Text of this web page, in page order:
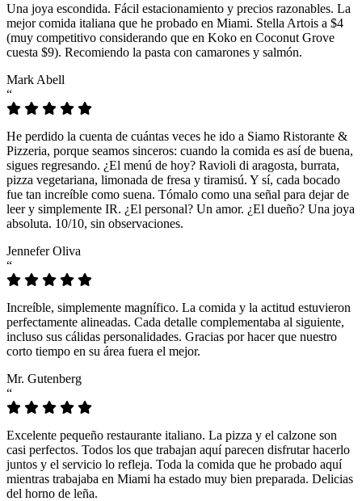
Una joya escondida. Fácil estacionamiento y precios razonables. La
mejor comida italiana que he probado en Miami. Stella Artois a $4
(muy competitivo considerando que en Koko en Coconut Grove
cuesta $9). Recomiendo la pasta con camarones y salmón.
Mark Abell
“
He perdido la cuenta de cuántas veces he ido a Siamo Ristorante &
Pizzeria, porque seamos sinceros: cuando la comida es así de buena,
sigues regresando. ¿El menú de hoy? Ravioli di aragosta, burrata,
pizza vegetariana, limonada de fresa y tiramisú. Y sí, cada bocado
fue tan increíble como suena. Tómalo como una señal para dejar de
leer y simplemente IR. ¿El personal? Un amor. ¿El dueño? Una joya
absoluta. 10/10, sin observaciones.
Jennefer Oliva
“
Increíble, simplemente magnífico. La comida y la actitud estuvieron
perfectamente alineadas. Cada detalle complementaba al siguiente,
incluso sus cálidas personalidades. Gracias por hacer que nuestro
corto tiempo en su área fuera el mejor.
Mr. Gutenberg
“
Excelente pequeño restaurante italiano. La pizza y el calzone son
casi perfectos. Todos los que trabajan aquí parecen disfrutar hacerlo
juntos y el servicio lo refleja. Toda la comida que he probado aquí
mientras trabajaba en Miami ha estado muy bien preparada. Delicias
del horno de leña.